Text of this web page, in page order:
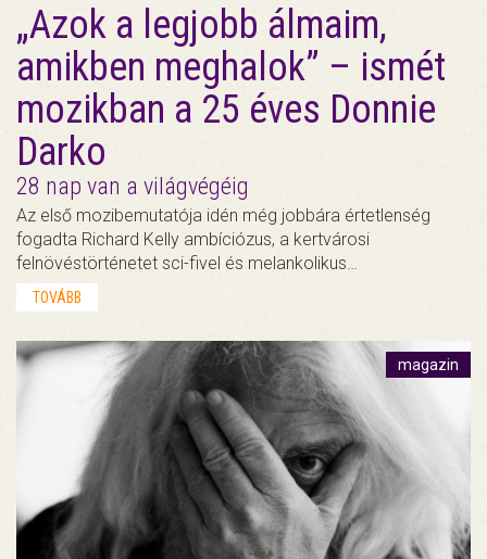
„Azok a legjobb álmaim,
amikben meghalok” – ismét
mozikban a 25 éves Donnie
Darko
28 nap van a világvégéig
Az első mozibemutatója idén még jobbára értetlenség
fogadta Richard Kelly ambíciózus, a kertvárosi
felnövéstörténetet sci-fivel és melankolikus…
TOVÁBB
magazin